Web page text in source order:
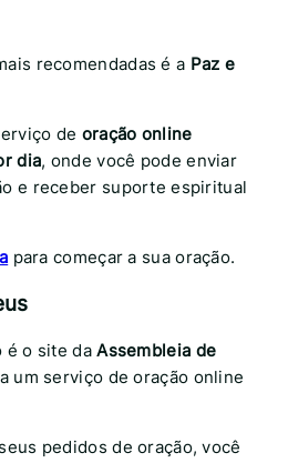
recomendadas é a Paz e
de oração online
dia, onde você pode enviar
e receber suporte espiritual
para começar a sua oração.
é o site daAssembleia de
um serviço de oração online
pedidos de oração, você